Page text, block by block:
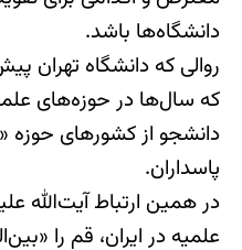
دانشگاه‌ها باشد.
روالی که دانشگاه تهران
که سال‌ها در حوزه‌های
دانشجو از کشورهای
پاسداران.
در همین ارتباط آیت‌الله
علمیه در ایران، قم را